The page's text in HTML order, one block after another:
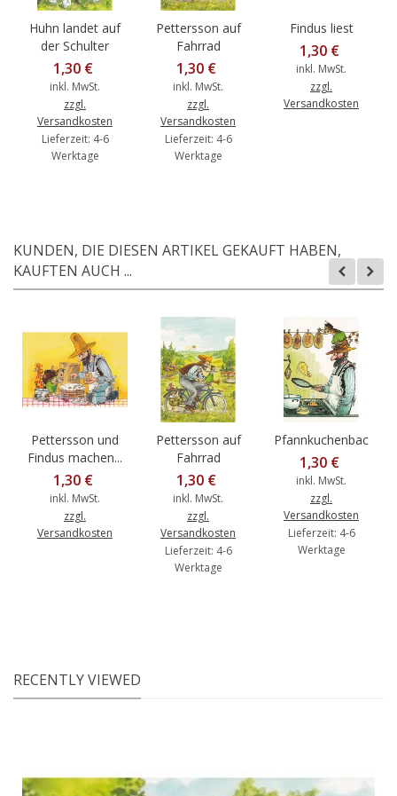
Huhn landet auf
der Schulter
1,30 €
inkl. MwSt.
zzgl.
Versandkosten
Lieferzeit: 4-6
Werktage
Pettersson auf
Fahrrad
1,30 €
inkl. MwSt.
zzgl.
Versandkosten
Lieferzeit: 4-6
Werktage
Findus liest
1,30 €
inkl. MwSt.
zzgl.
Versandkosten
KUNDEN, DIE DIESEN ARTIKEL GEKAUFT HABEN,
KAUFTEN AUCH ...
Pettersson und
Findus machen...
1,30 €
inkl. MwSt.
zzgl.
Versandkosten
Pettersson auf
Fahrrad
1,30 €
inkl. MwSt.
zzgl.
Versandkosten
Lieferzeit: 4-6
Werktage
Pfannkuchenbacken
1,30 €
inkl. MwSt.
zzgl.
Versandkosten
Lieferzeit: 4-6
Werktage
RECENTLY VIEWED